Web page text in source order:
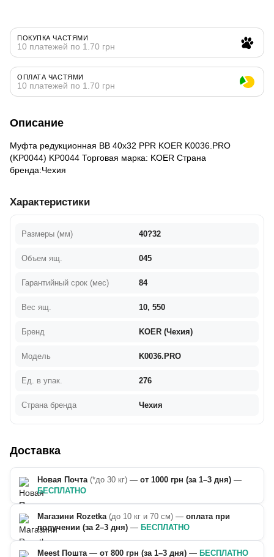
ПОКУПКА ЧАСТЯМИ
10 платежей по 1.70 грн
ОПЛАТА ЧАСТЯМИ
10 платежей по 1.70 грн
Описание
Муфта редукционная ВВ 40x32 PPR KOER K0036.PRO
(KP0044) KP0044 Торговая марка: KOER Страна
бренда:Чехия
Характеристики
Размеры (мм) 40?32
Объем ящ. 045
Гарантийный срок (мес) 84
Вес ящ. 10, 550
Бренд KOER (Чехия)
Модель K0036.PRO
Ед. в упак. 276
Страна бренда Чехия
Доставка
Новая Почта (*до 30 кг) — от 1000 грн (за 1–3 дня) —
БЕСПЛАТНО
Магазини Rozetka (до 10 кг и 70 см) — оплата при
получении (за 2–3 дня) — БЕСПЛАТНО
Meest Пошта — от 800 грн (за 1–3 дня) — БЕСПЛАТНО